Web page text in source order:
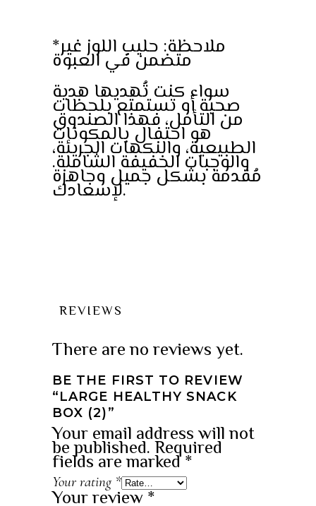
*ملاحظة: حليب اللوز غير
متضمن في العبوة
سواء كنت تُهديها هدية
صحية أو تستمتع بلحظات
من التأمل، فهذا الصندوق
هو احتفال بالمكونات
الطبيعية، والنكهات الجريئة،
والوجبات الخفيفة الشاملة.
مُقدمة بشكل جميل وجاهزة
لإسعادك.
REVIEWS
There are no reviews yet.
BE THE FIRST TO REVIEW
“LARGE HEALTHY SNACK
BOX (2)”
Your email address will not
be published.Required
fields are marked*
Your rating *
Your review*